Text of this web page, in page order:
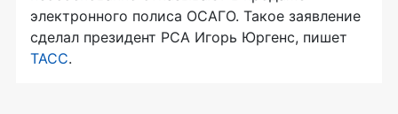
электронного полиса ОСАГО. Такое заявление
сделал президент РСА Игорь Юргенс, пишет
ТАСС.